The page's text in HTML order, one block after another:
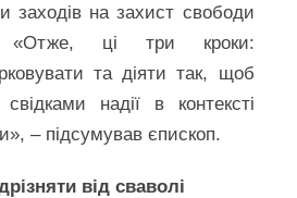
заходів на захист свободи
«Отже, ці три кроки:
та діяти так, щоб
надії в контексті
– підсумував єпископ.
від сваволі